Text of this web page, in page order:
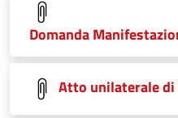
Domanda
Atto unilaterale di